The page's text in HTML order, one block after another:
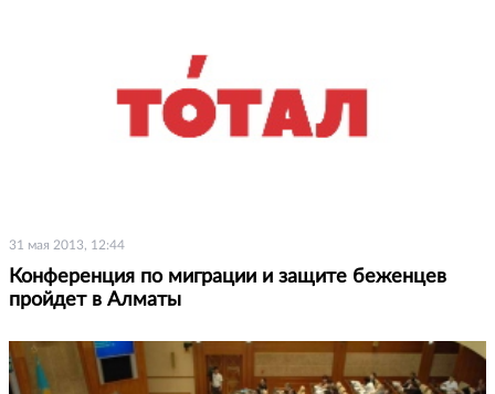
31 мая 2013, 12:44
Конференция по миграции и защите беженцев
пройдет в Алматы